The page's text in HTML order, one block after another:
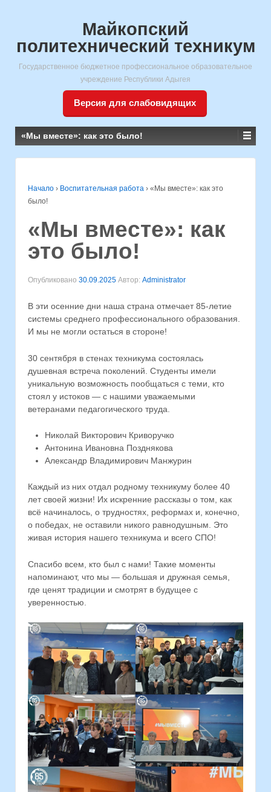
Майкопский
политехнический техникум
Государственное бюджетное профессиональное образовательное
учреждение Республики Адыгея
Версия для слабовидящих
«Мы вместе»: как это было!
Начало › Воспитательная работа › «Мы вместе»: как это
было!
«Мы вместе»: как
это было!
Опубликовано 30.09.2025 Автор: Administrator
В эти осенние дни наша страна отмечает 85-летие
системы среднего профессионального образования.
И мы не могли остаться в стороне!
30 сентября в стенах техникума состоялась
душевная встреча поколений. Студенты имели
уникальную возможность пообщаться с теми, кто
стоял у истоков — с нашими уважаемыми
ветеранами педагогического труда.
Николай Викторович Криворучко
Антонина Ивановна Позднякова
Александр Владимирович Манжурин
Каждый из них отдал родному техникуму более 40
лет своей жизни! Их искренние рассказы о том, как
всё начиналось, о трудностях, реформах и, конечно,
о победах, не оставили никого равнодушным. Это
живая история нашего техникума и всего СПО!
Спасибо всем, кто был с нами! Такие моменты
напоминают, что мы — большая и дружная семья,
где ценят традиции и смотрят в будущее с
уверенностью.